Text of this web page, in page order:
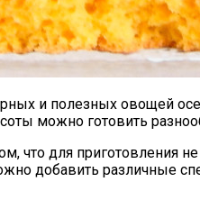
и полезных овощей
можно готовить
что для приготовления
добавить различные